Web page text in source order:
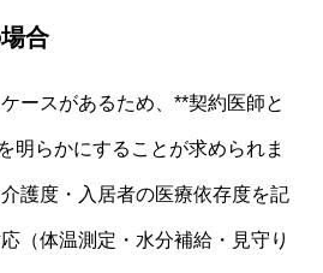
合
ースがあるため、**契約医師と
明らかにすることが求められま
護度・入居者の医療依存度を記
（体温測定・水分補給・見守り